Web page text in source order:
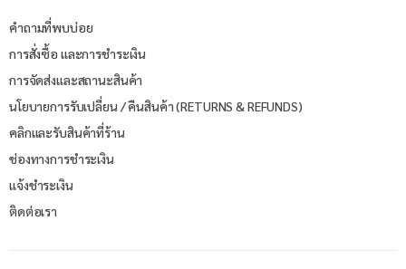
คำถามที่พบบ่อย
การสั่งซื้อ และการชำระเงิน
การจัดส่งและสถานะสินค้า
นโยบายการรับเปลี่ยน / คืนสินค้า (RETURNS & REFUNDS)
คลิกและรับสินค้าที่ร้าน
ช่องทางการชำระเงิน
แจ้งชำระเงิน
ติดต่อเรา